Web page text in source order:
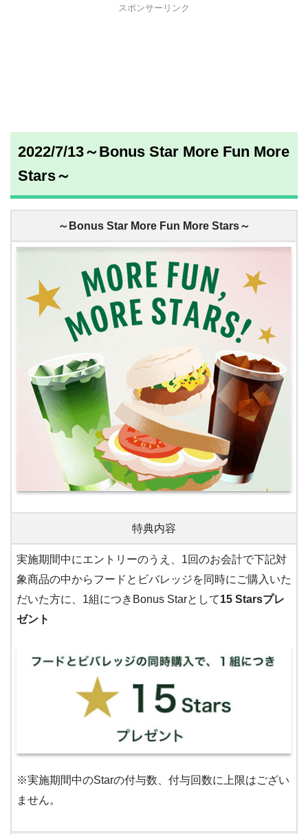
スポンサーリンク
2022/7/13～Bonus Star More Fun More
Stars～
～Bonus Star More Fun More Stars～
特典内容
実施期間中にエントリーのうえ、1回のお会計で下記対
象商品の中からフードとビバレッジを同時にご購入いた
だいた方に、1組につきBonus Starとして15 Starsプレ
ゼント
※実施期間中のStarの付与数、付与回数に上限はござい
ません。